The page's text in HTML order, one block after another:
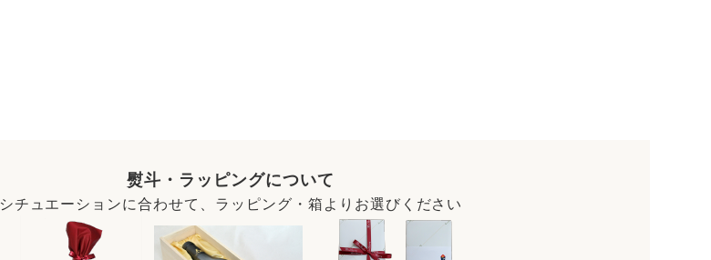
熨斗・ラッピングについて
シチュエーションに合わせて、ラッピング・箱よりお選びください